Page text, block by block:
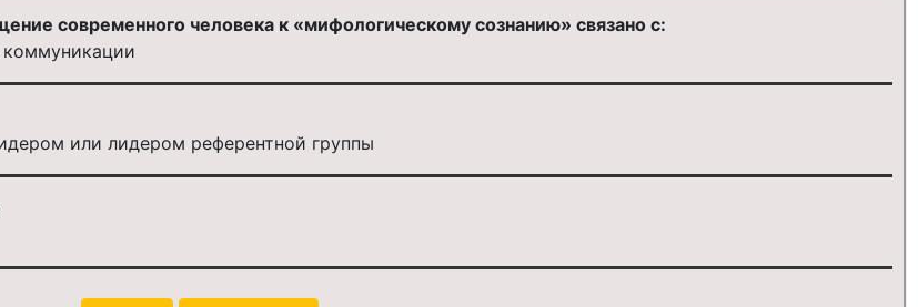
современного человека к «мифологическому сознанию» связано с:
коммуникации
или лидером референтной группы